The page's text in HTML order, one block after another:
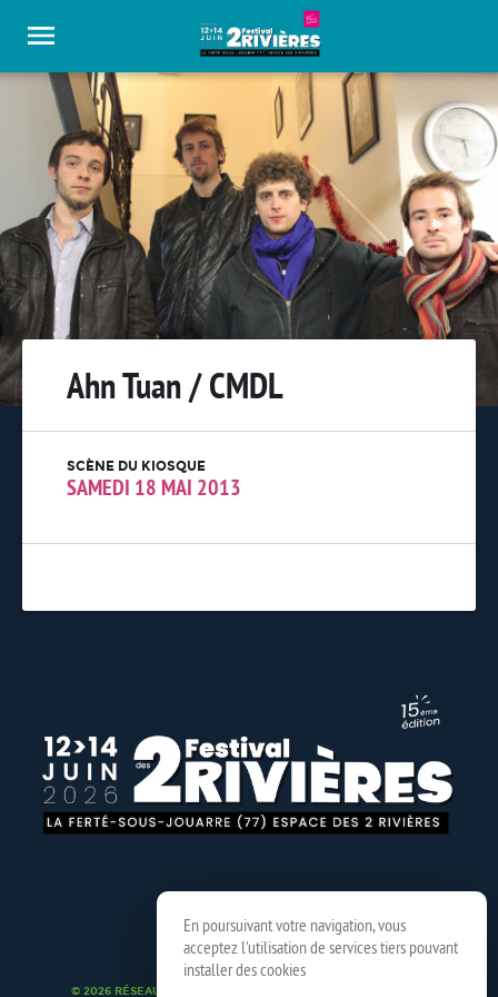
Ahn Tuan / CMDL
SCÈNE DU KIOSQUE
SAMEDI 18 MAI 2013
© 2026 RÉSEAU SPEDIDAM
En poursuivant votre navigation, vous
acceptez l'utilisation de services tiers pouvant
installer des cookies